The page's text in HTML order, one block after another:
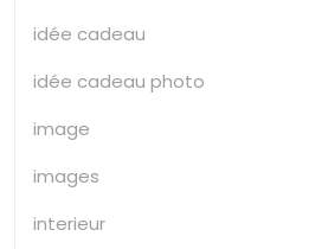
idée cadeau
idée cadeau photo
image
images
interieur